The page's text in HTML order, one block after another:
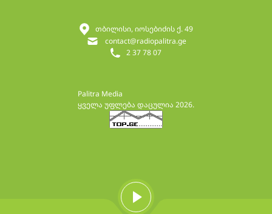
Palitra Media
ყველა უფლება დაცულია 2026.
2 37 78 07
contact@radiopalitra.ge
თბილისი, იოსებიძის ქ. 49